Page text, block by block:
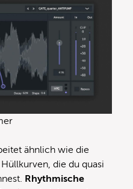
ähnlich wie die
die du quasi
Rhythmische